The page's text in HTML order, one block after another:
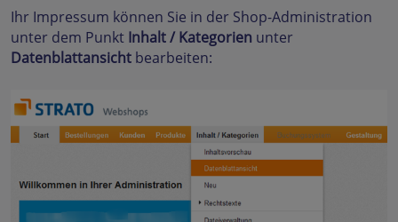
Ihr Impressum können Sie in der Shop-Administration
unter dem Punkt Inhalt / Kategorien unter
Datenblattansicht bearbeiten: